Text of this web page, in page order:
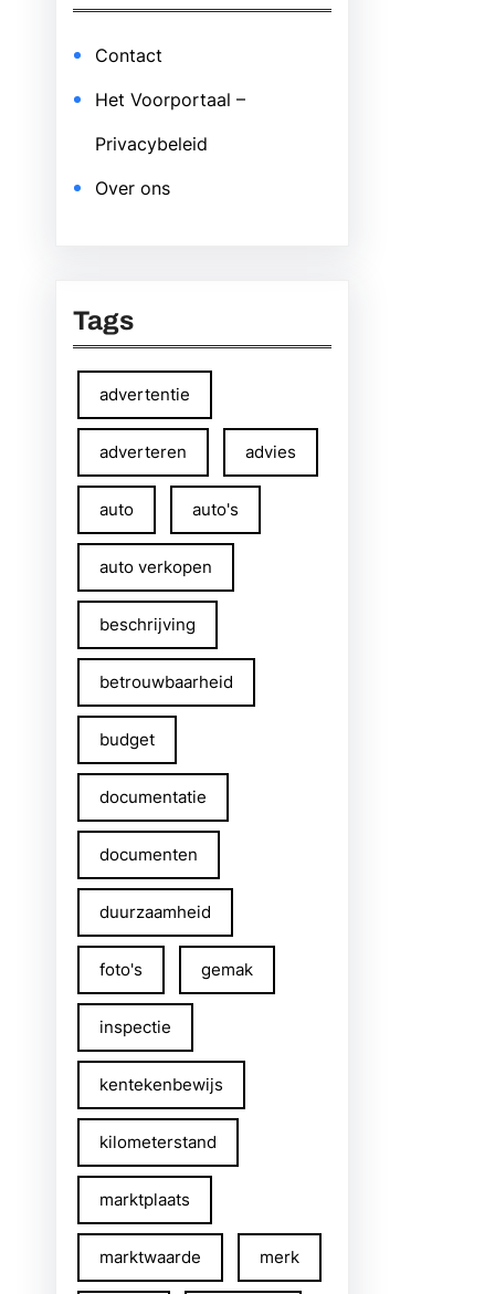
Contact
Het Voorportaal –
Privacybeleid
Over ons
Tags
advertentie
adverteren advies
auto auto's
auto verkopen
beschrijving
betrouwbaarheid
budget
documentatie
documenten
duurzaamheid
foto's gemak
inspectie
kentekenbewijs
kilometerstand
marktplaats
marktwaarde merk